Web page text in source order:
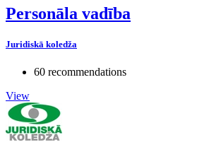
Personāla vadība
Juridiskā koledža
60 recommendations
View